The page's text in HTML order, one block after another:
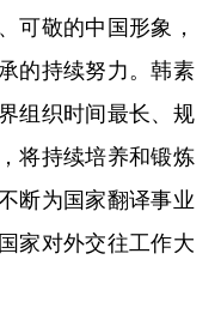
可敬的中国形象，
的持续努力。韩素
组织时间最长、规
将持续培养和锻炼
断为国家翻译事业
家对外交往工作大